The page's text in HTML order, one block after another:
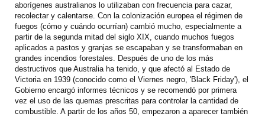
aborígenes australianos lo utilizaban con frecuencia para cazar,
recolectar y calentarse. Con la colonización europea el régimen de
fuegos (cómo y cuándo ocurrían) cambió mucho, especialmente a
partir de la segunda mitad del siglo XIX, cuando muchos fuegos
aplicados a pastos y granjas se escapaban y se transformaban en
grandes incendios forestales. Después de uno de los más
destructivos que Australia ha tenido, y que afectó al Estado de
Victoria en 1939 (conocido como el Viernes negro, 'Black Friday'), el
Gobierno encargó informes técnicos y se recomendó por primera
vez el uso de las quemas prescritas para controlar la cantidad de
combustible. A partir de los años 50, empezaron a aparecer también